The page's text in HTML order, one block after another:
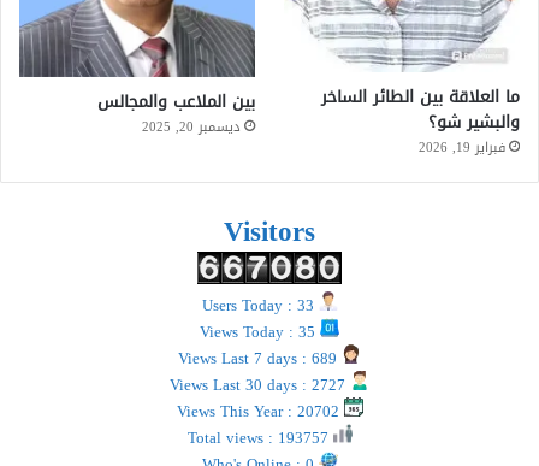
ما العلاقة بين الطائر الساخر
والبشير شو؟
فبراير 19, 2026
بين الملاعب والمجالس
ديسمبر 20, 2025
Visitors